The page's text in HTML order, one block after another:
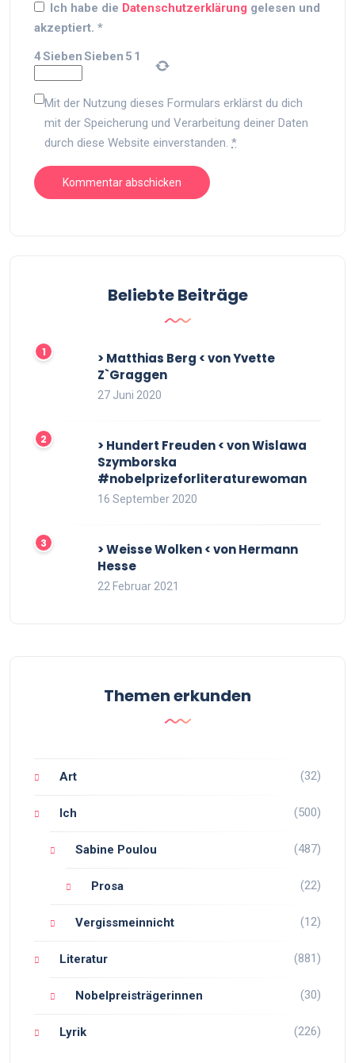
Ich habe die Datenschutzerklärung gelesen und
akzeptiert. *
4SiebenSieben 5 1
Mit der Nutzung dieses Formulars erklärst du dich
mit der Speicherung und Verarbeitung deiner Daten
durch diese Website einverstanden. *
Beliebte Beiträge
> Matthias Berg < von Yvette
Z`Graggen
27 Juni 2020
> Hundert Freuden < von Wislawa
Szymborska
#nobelprizeforliteraturewoman
16 September 2020
> Weisse Wolken < von Hermann
Hesse
22 Februar 2021
Themen erkunden
Art (32)
Ich (500)
Sabine Poulou (487)
Prosa (22)
Vergissmeinnicht (12)
Literatur (881)
Nobelpreisträgerinnen (30)
Lyrik (226)